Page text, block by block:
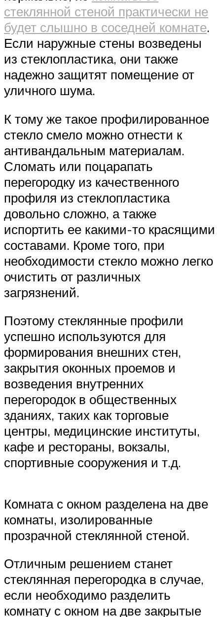
стеклянной стеной практически не
будет слышно в соседней комнате.
Если наружные стены возведены
из стеклопластика, они также
надежно защитят помещение от
уличного шума.
К тому же такое профилированное
стекло смело можно отнести к
антивандальным материалам.
Сломать или поцарапать
перегородку из качественного
профиля из стеклопластика
довольно сложно, а также
испортить ее какими-то красящими
составами. Кроме того, при
необходимости стекло можно легко
очистить от различных
загрязнений.
Поэтому стеклянные профили
успешно используются для
формирования внешних стен,
закрытия оконных проемов и
возведения внутренних
перегородок в общественных
зданиях, таких как торговые
центры, медицинские институты,
кафе и рестораны, вокзалы,
спортивные сооружения и т.д.
Комната с окном разделена на две
комнаты, изолированные
прозрачной стеклянной стеной.
Отличным решением станет
стеклянная перегородка в случае,
если необходимо разделить
комнату с окном на две закрытые